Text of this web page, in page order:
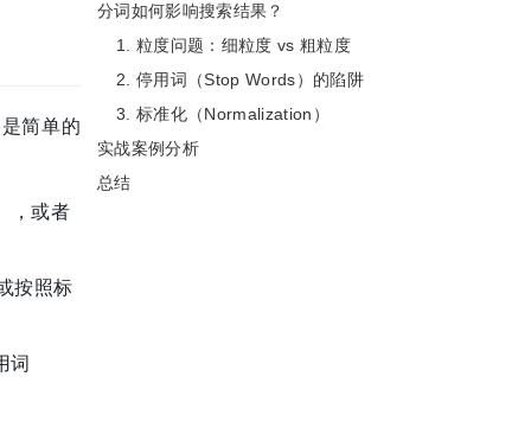
简单的
，或者
按照标
词
分词如何影响搜索结果？
1. 粒度问题：细粒度 vs 粗粒度
2. 停用词（Stop Words）的陷阱
3. 标准化（Normalization）
实战案例分析
总结